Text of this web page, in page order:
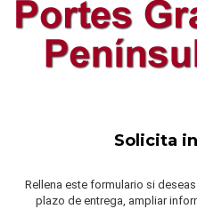
Solicita
Rellena este formulario si
plazo de entrega, ampliar